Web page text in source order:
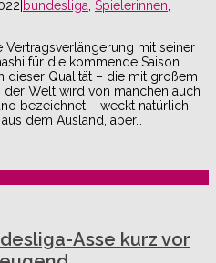
bundesliga, Spielerinnen,
Vertragsverlängerung mit seiner
für die kommende Saison
dieser Qualität – die mit großem
der Welt wird von manchen auch
bezeichnet – weckt natürlich
dem Ausland, aber…
Asse kurz vor